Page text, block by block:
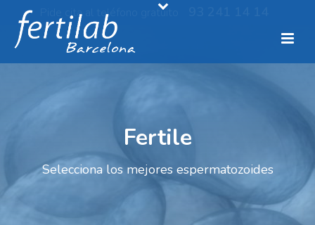
Fertile
Selecciona los mejores espermatozoides
Pide cita al teléfono gratuito